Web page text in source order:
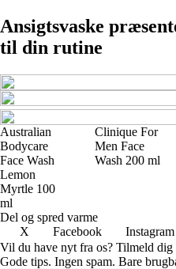
Ansigtsvaske
til din rutine
Australian
Bodycare
Face Wash
Lemon
Myrtle 100
ml
Clinique For
Men Face
Wash 200 ml
Del og spred varme
X
Facebook Instagram
Vil du have nyt fra os? Tilmeld dig
Gode tips. Ingen spam. Bare